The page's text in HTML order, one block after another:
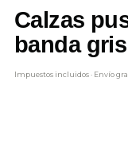
Calzas
banda gris
Impuestos incluidos · Envío